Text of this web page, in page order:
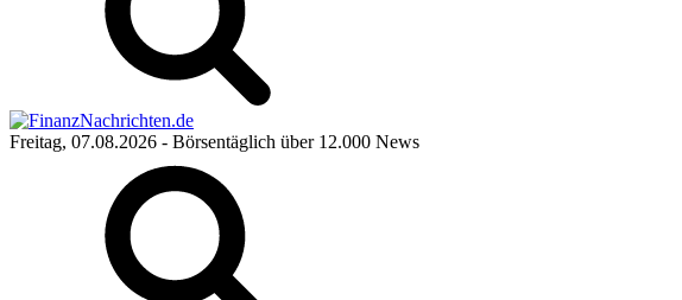
Freitag, 07.08.2026 - Börsentäglich über 12.000 News